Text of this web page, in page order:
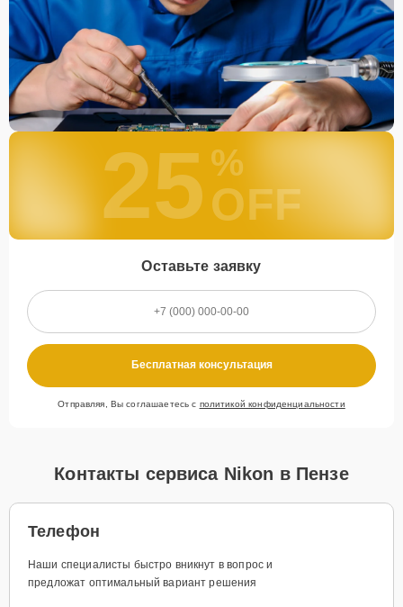
25 %
OFF
Оставьте заявку
Бесплатная консультация
Отправляя, Вы соглашаетесь с политикой конфиденциальности
Контакты сервиса Nikon в Пензе
Телефон
Наши специалисты быстро вникнут в вопрос и
предложат оптимальный вариант решения